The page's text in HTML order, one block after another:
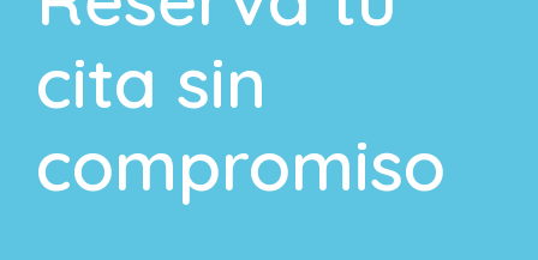
cita sin
compromiso